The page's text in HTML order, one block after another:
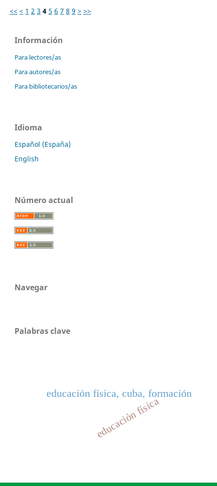
<< < 1 2 3 4 5 6 7 8 9 > >>
Información
Para lectores/as
Para autores/as
Para bibliotecarios/as
Idioma
Español (España)
English
Número actual
Navegar
Palabras clave
educación física
educación física, cuba, formación